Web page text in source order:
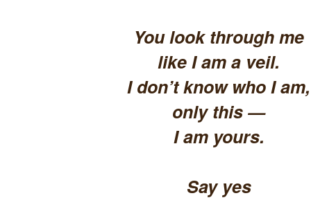
You look through me
like I am a veil.
I don’t know who I am,
only this —
I am yours.
Say yes